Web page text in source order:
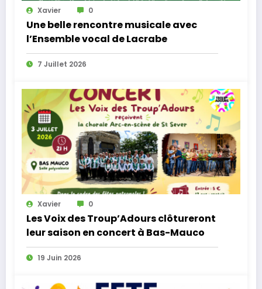
Xavier 0
Une belle rencontre musicale avec
l’Ensemble vocal de Lacrabe
7 Juillet 2026
Xavier 0
Les Voix des Troup’Adours clôtureront
leur saison en concert à Bas-Mauco
19 Juin 2026